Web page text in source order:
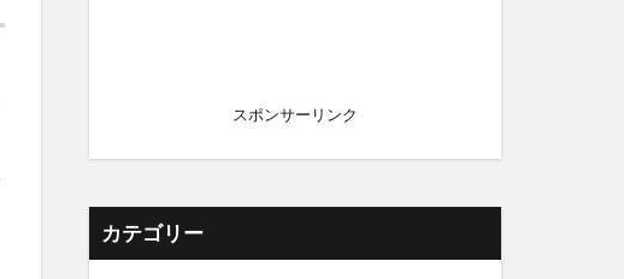
スポンサーリンク
カテゴリー